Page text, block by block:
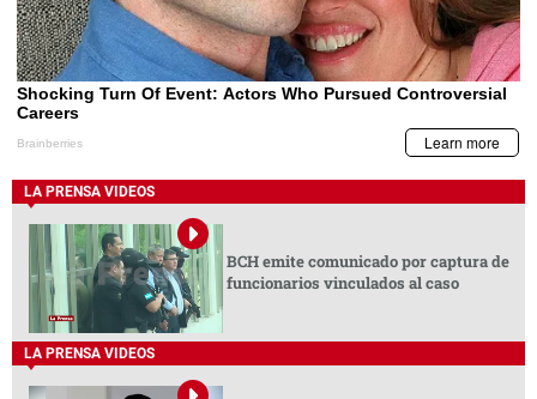
LA PRENSA VIDEOS
BCH emite comunicado por captura de
funcionarios vinculados al caso
LA PRENSA VIDEOS